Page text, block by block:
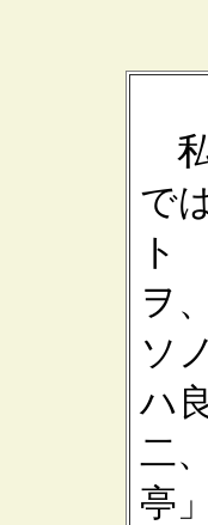
私
で
ト
ヲ
ソ
ハ
二
亭